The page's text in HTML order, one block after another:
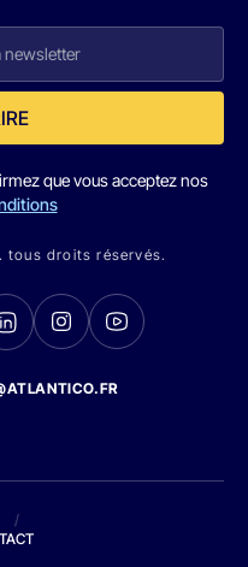
que vous acceptez nos
tous droits réservés.
/